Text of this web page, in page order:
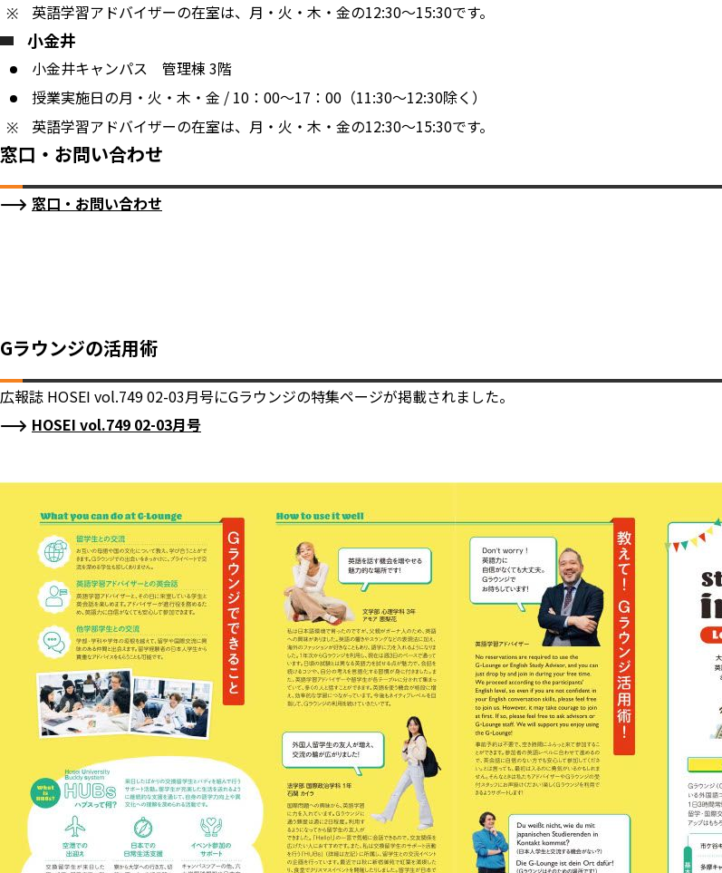
英語学習アドバイザーの在室は、月・火・木・金の12:30～15:30です。
小金井
小金井キャンパス 管理棟 3階
授業実施日の月・火・木・金 / 10：00～17：00（11:30～12:30除く）
英語学習アドバイザーの在室は、月・火・木・金の12:30～15:30です。
窓口・お問い合わせ
窓口・お問い合わせ
Gラウンジの活用術
広報誌 HOSEI vol.749 02-03月号にGラウンジの特集ページが掲載されました。
HOSEI vol.749 02-03月号